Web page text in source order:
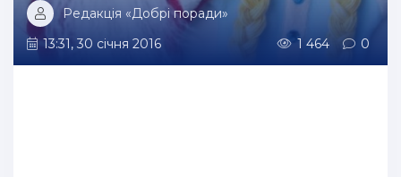
Редакція «Добрі поради»
13:31, 30 січня 2016
1 464 0